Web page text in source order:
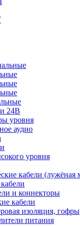
24В
уровня
аудио
уровня
кабели (лужёная
и коннекторы
кабели
изоляция, гофры
питания